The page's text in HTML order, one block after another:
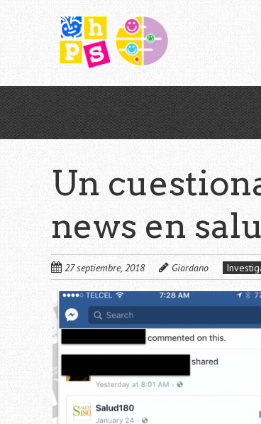
principal
Un
news en
27 septiembre, 2018 Giordano